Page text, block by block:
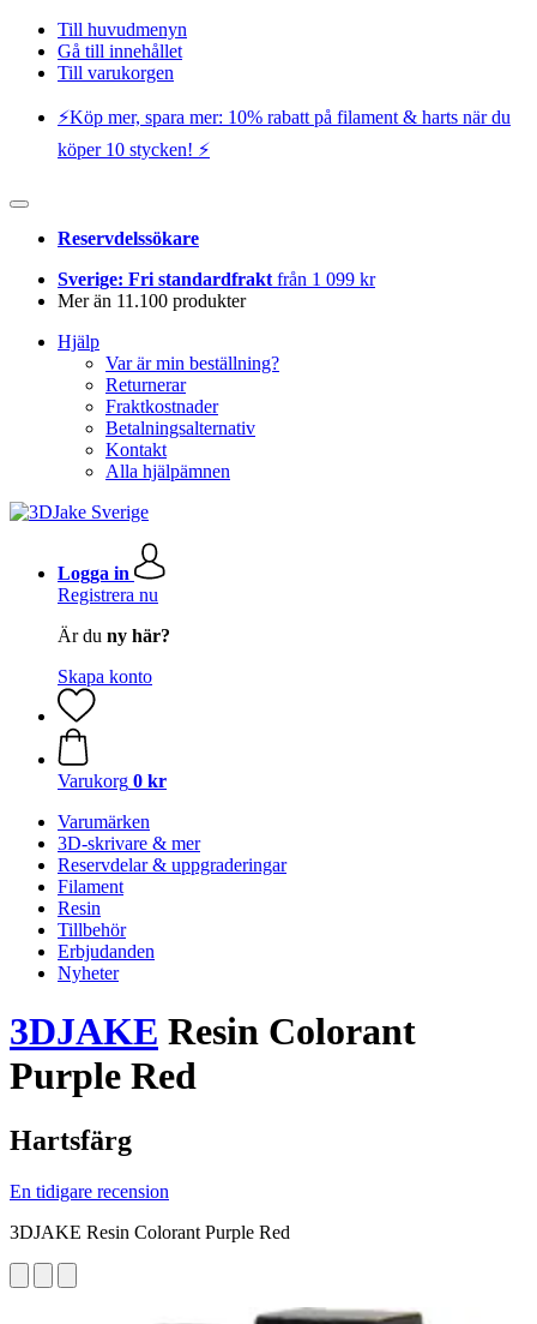
Till huvudmenyn
Gå till innehållet
Till varukorgen
⚡️Köp mer, spara mer: 10% rabatt på filament & harts när du
köper 10 stycken! ⚡️
Reservdelssökare
Sverige: Fri standardfrakt från 1 099 kr
Mer än 11.100 produkter
Hjälp
Var är min beställning?
Returnerar
Fraktkostnader
Betalningsalternativ
Kontakt
Alla hjälpämnen
Logga in
Registrera nu
Är du ny här?
Skapa konto
Varukorg 0 kr
Varumärken
3D-skrivare & mer
Reservdelar & uppgraderingar
Filament
Resin
Tillbehör
Erbjudanden
Nyheter
3DJAKE Resin Colorant
Purple Red
Hartsfärg
En tidigare recension
3DJAKE Resin Colorant Purple Red